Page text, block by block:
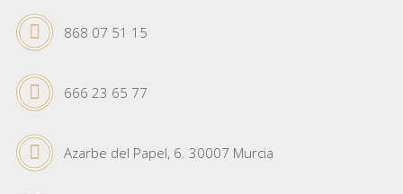
868 07 51 15
666 23 65 77
Azarbe del Papel, 6. 30007 Murcia